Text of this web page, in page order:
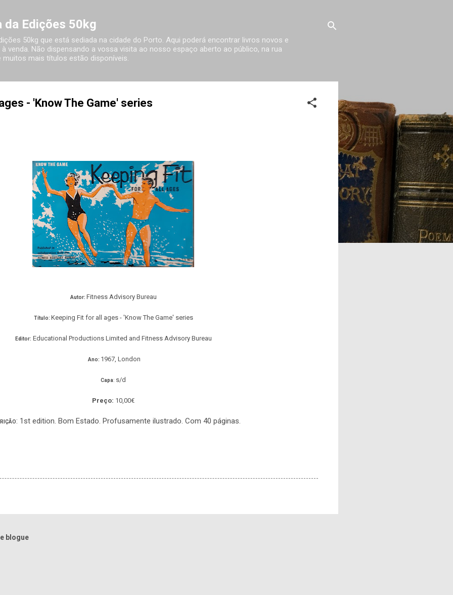
Edições 50kg
50kg que está sediada na cidade do Porto. Aqui poderá encontrar livros novos e
venda. Não dispensando a vossa visita ao nosso espaço aberto ao público, na rua
muitos mais títulos estão disponíveis.
- 'Know The Game' series
Autor: Fitness Advisory Bureau
Título: Keeping Fit for all ages - 'Know The Game' series
Editor: Educational Productions Limited and Fitness Advisory Bureau
Ano: 1967, London
Capa: s/d
Preço: 10,00€
: 1st edition. Bom Estado. Profusamente ilustrado. Com 40 páginas.
blogue